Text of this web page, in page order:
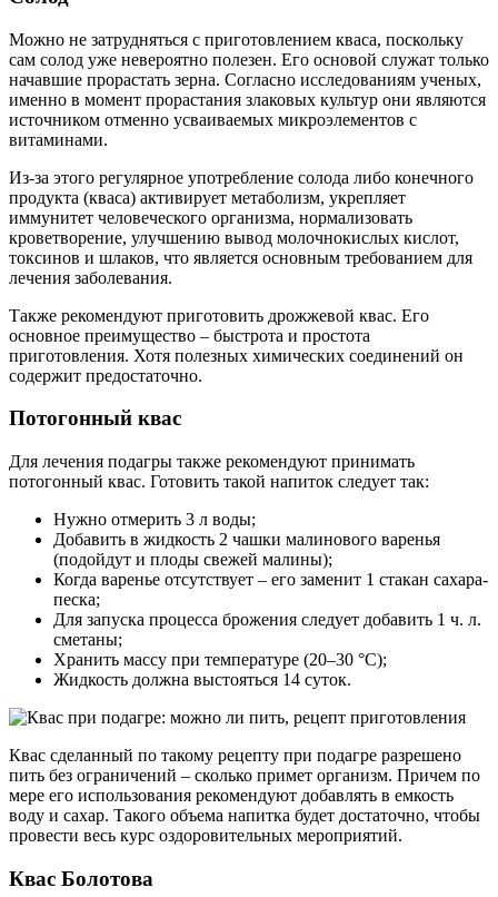
Можно не затрудняться с приготовлением кваса, поскольку
сам солод уже невероятно полезен. Его основой служат только
начавшие прорастать зерна. Согласно исследованиям ученых,
именно в момент прорастания злаковых культур они являются
источником отменно усваиваемых микроэлементов с
витаминами.
Из-за этого регулярное употребление солода либо конечного
продукта (кваса) активирует метаболизм, укрепляет
иммунитет человеческого организма, нормализовать
кроветворение, улучшению вывод молочнокислых кислот,
токсинов и шлаков, что является основным требованием для
лечения заболевания.
Также рекомендуют приготовить дрожжевой квас. Его
основное преимущество – быстрота и простота
приготовления. Хотя полезных химических соединений он
содержит предостаточно.
Потогонный квас
Для лечения подагры также рекомендуют принимать
потогонный квас. Готовить такой напиток следует так:
Нужно отмерить 3 л воды;
Добавить в жидкость 2 чашки малинового варенья
(подойдут и плоды свежей малины);
Когда варенье отсутствует – его заменит 1 стакан сахара-
песка;
Для запуска процесса брожения следует добавить 1 ч. л.
сметаны;
Хранить массу при температуре (20–30 °С);
Жидкость должна выстояться 14 суток.
Квас сделанный по такому рецепту при подагре разрешено
пить без ограничений – сколько примет организм. Причем по
мере его использования рекомендуют добавлять в емкость
воду и сахар. Такого объема напитка будет достаточно, чтобы
провести весь курс оздоровительных мероприятий.
Квас Болотова